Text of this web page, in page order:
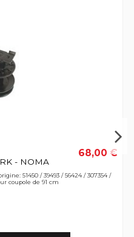
- NOMA
68,00 €
51450 / 39493 / 56424 / 307354 /
coupole de 91 cm